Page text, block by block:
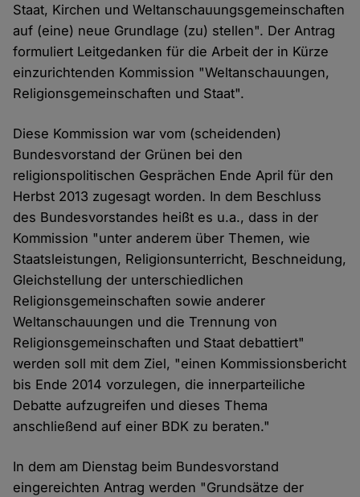
Staat, Kirchen und Weltanschauungsgemeinschaften
auf (eine) neue Grundlage (zu) stellen". Der Antrag
formuliert Leitgedanken für die Arbeit der in Kürze
einzurichtenden Kommission "Weltanschauungen,
Religionsgemeinschaften und Staat".
Diese Kommission war vom (scheidenden)
Bundesvorstand der Grünen bei den
religionspolitischen Gesprächen Ende April für den
Herbst 2013 zugesagt worden. In dem Beschluss
des Bundesvorstandes heißt es u.a., dass in der
Kommission "unter anderem über Themen, wie
Staatsleistungen, Religionsunterricht, Beschneidung,
Gleichstellung der unterschiedlichen
Religionsgemeinschaften sowie anderer
Weltanschauungen und die Trennung von
Religionsgemeinschaften und Staat debattiert"
werden soll mit dem Ziel, "einen Kommissionsbericht
bis Ende 2014 vorzulegen, die innerparteiliche
Debatte aufzugreifen und dieses Thema
anschließend auf einer BDK zu beraten."
In dem am Dienstag beim Bundesvorstand
eingereichten Antrag werden "Grundsätze der